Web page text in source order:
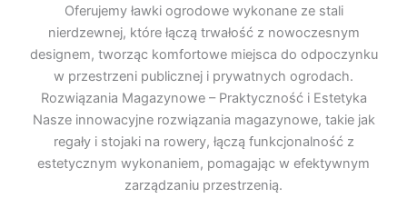
Oferujemy ławki ogrodowe wykonane ze stali
nierdzewnej, które łączą trwałość z nowoczesnym
designem, tworząc komfortowe miejsca do odpoczynku
w przestrzeni publicznej i prywatnych ogrodach.
Rozwiązania Magazynowe – Praktyczność i Estetyka
Nasze innowacyjne rozwiązania magazynowe, takie jak
regały i stojaki na rowery, łączą funkcjonalność z
estetycznym wykonaniem, pomagając w efektywnym
zarządzaniu przestrzenią.